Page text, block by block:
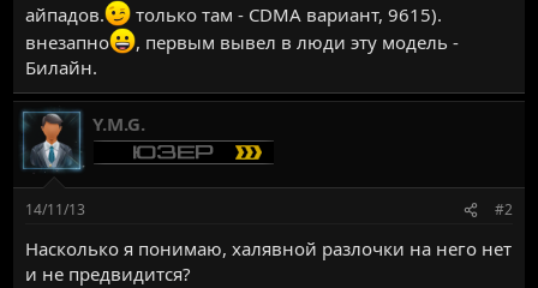
айпадов.
только там - CDMA вариант, 9615).
внезапно
, первым вывел в люди эту модель -
Билайн.
Y.M.G.
14/11/13 #2
Насколько я понимаю, халявной разлочки на него нет
и не предвидится?